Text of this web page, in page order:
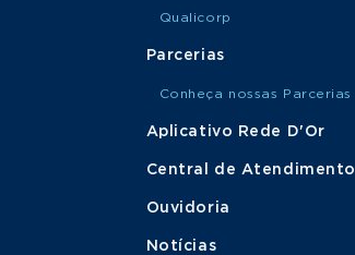
Qualicorp
Parcerias
Conheça nossas Parcerias
Aplicativo Rede D'Or
Central de Atendimento
Ouvidoria
Notícias